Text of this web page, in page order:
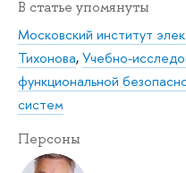
В статье упомянуты
Московский институт
Тихонова,Учебно-
функциональной
систем
Персоны